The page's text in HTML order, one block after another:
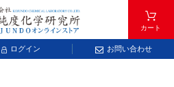
カート
ログイン お問い合わせ